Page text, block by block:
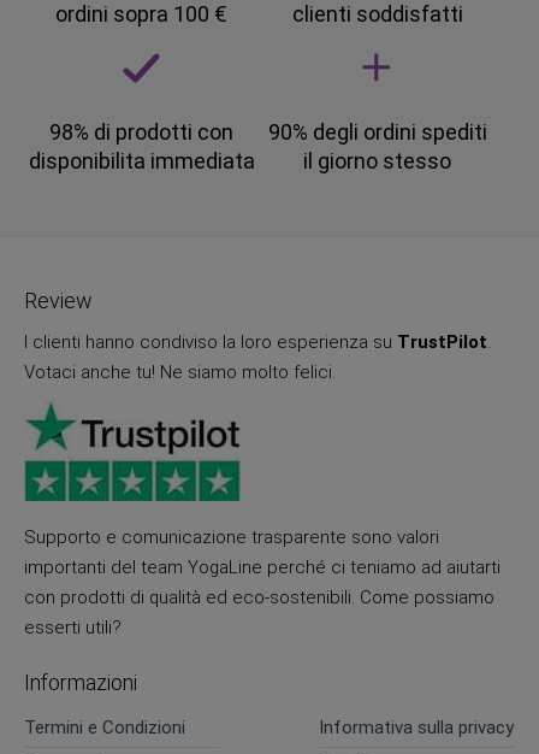
ordini sopra 100 €
clienti soddisfatti
98% di prodotti con
disponibilita immediata
90% degli ordini spediti
il giorno stesso
Review
I clienti hanno condiviso la loro esperienza su TrustPilot.
Votaci anche tu! Ne siamo molto felici.
Supporto e comunicazione trasparente sono valori
importanti del team YogaLine perché ci teniamo ad aiutarti
con prodotti di qualità ed eco-sostenibili. Come possiamo
esserti utili?
Informazioni
Termini e Condizioni
Informativa sulla privacy